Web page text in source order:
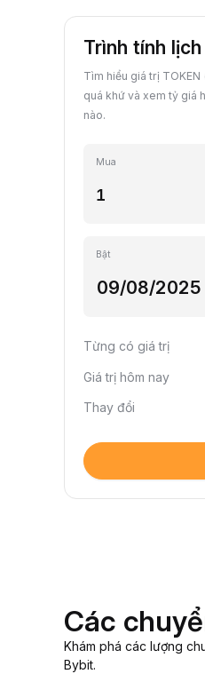
Trình tính
Tìm hiểu giá trị
quá khứ và xem tỷ giá
nào.
Mua
Bật
Từng có giá trị
Giá trị hôm nay
Thay đổi
Các
Khám phá các lượng
Bybit.